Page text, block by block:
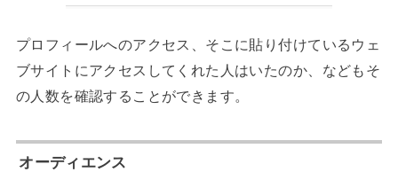
プロフィールへのアクセス、そこに貼り付けているウェ
ブサイトにアクセスしてくれた人はいたのか、などもそ
の人数を確認することができます。
オーディエンス